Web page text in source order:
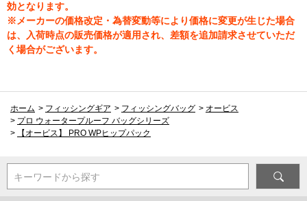
効となります。
※メーカーの価格改定・為替変動等により価格に変更が生じた場合
は、入荷時点の販売価格が適用され、差額を追加請求させていただ
く場合がございます。
ホーム > フィッシングギア > フィッシングバッグ > オービス
> プロ ウォータープルーフ バッグシリーズ
>
【オービス】 PRO WPヒップパック
キーワードから探す